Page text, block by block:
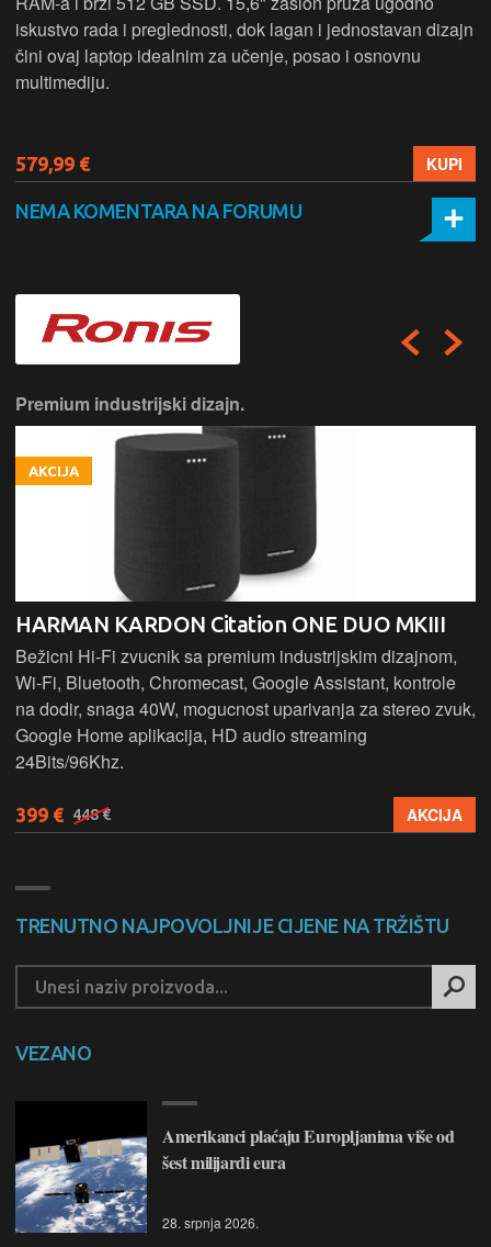
iskustvo rada i preglednosti, dok lagan i jednostavan dizajn
čini ovaj laptop idealnim za učenje, posao i osnovnu
multimediju.
579,99 € KUPI
NEMA KOMENTARA NA FORUMU
Premium industrijski dizajn.
AKCIJA
HARMAN KARDON Citation ONE DUO MKIII
Bežicni Hi-Fi zvucnik sa premium industrijskim dizajnom,
Wi-Fi, Bluetooth, Chromecast, Google Assistant, kontrole
na dodir, snaga 40W, mogucnost uparivanja za stereo zvuk,
Google Home aplikacija, HD audio streaming
24Bits/96Khz.
399 € 448 € AKCIJA
TRENUTNO NAJPOVOLJNIJE CIJENE NA TRŽIŠTU
VEZANO
Amerikanci plaćaju Europljanima više od
šest milijardi eura
28. srpnja 2026.